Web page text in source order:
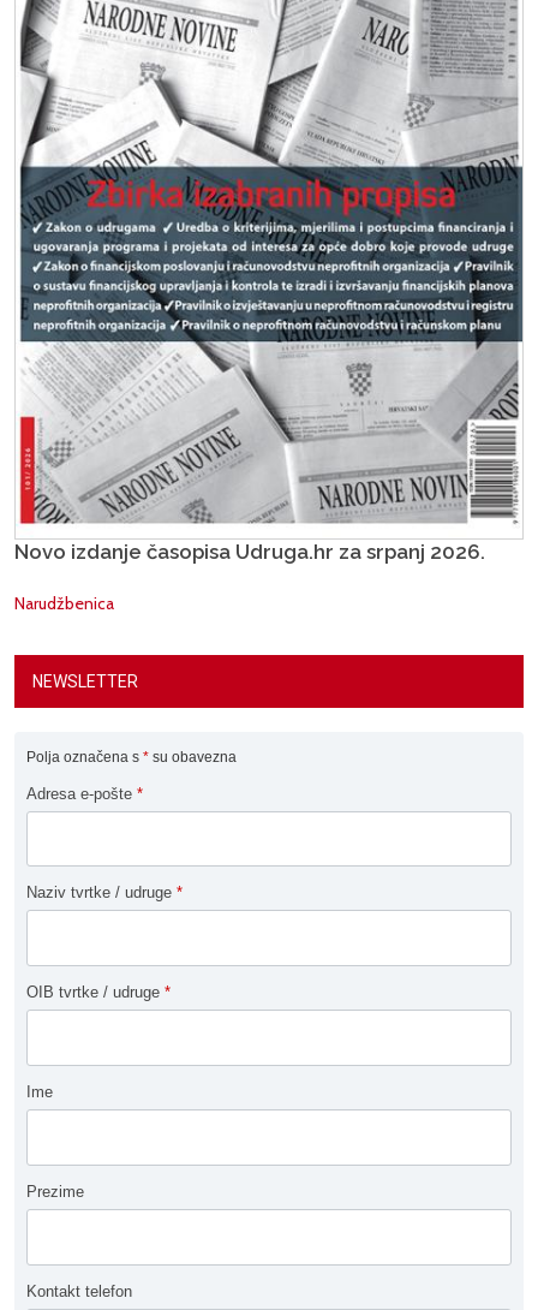
Novo izdanje časopisa Udruga.hr za srpanj 2026.
Narudžbenica
NEWSLETTER
Polja označena s * su obavezna
Adresa e-pošte *
Naziv tvrtke / udruge *
OIB tvrtke / udruge *
Ime
Prezime
Kontakt telefon